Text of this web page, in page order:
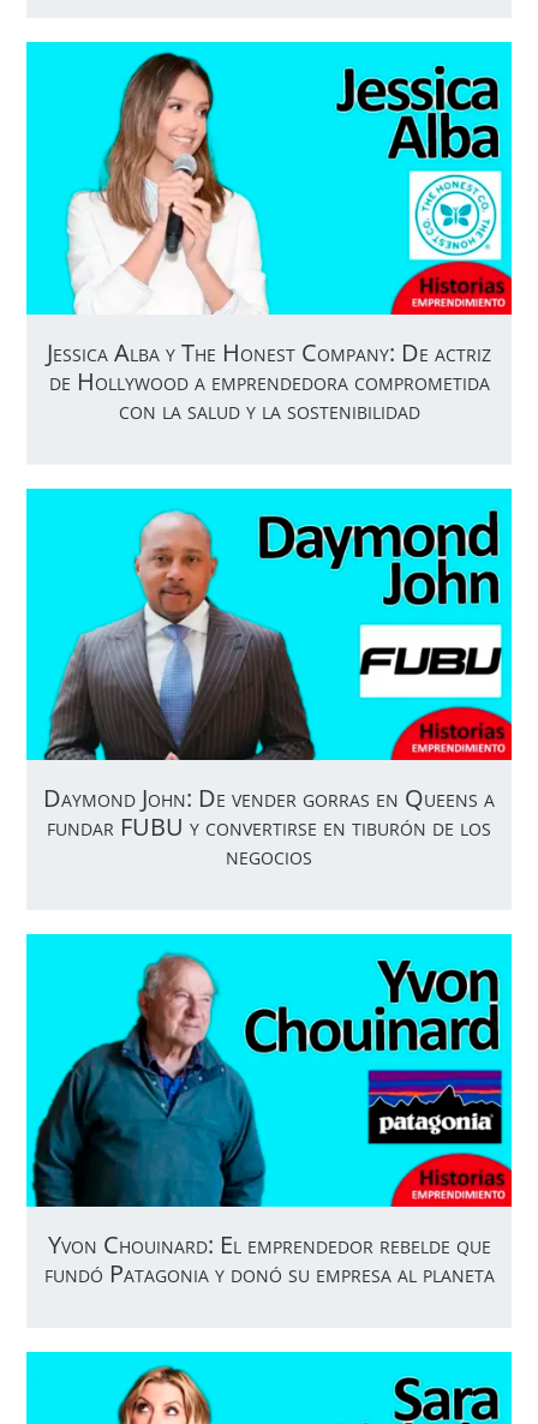
Jessica Alba y The Honest Company: De actriz
de Hollywood a emprendedora comprometida
con la salud y la sostenibilidad
Daymond John: De vender gorras en Queens a
fundar FUBU y convertirse en tiburón de los
negocios
Yvon Chouinard: El emprendedor rebelde que
fundó Patagonia y donó su empresa al planeta